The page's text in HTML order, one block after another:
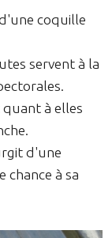
coquille
servent à la
à elles
d'une
chance à sa